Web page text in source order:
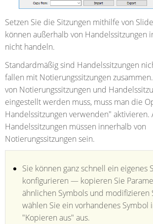
Setzen Sie die Sitzungen mithilfe von
können außerhalb von Handelssitzungen
nicht handeln.
Standardmäßig sind Handelssitzungen
fallen mit Notierungssitzungen
von Notierungssitzungen und
eingestellt werden muss, muss man die
Handelssitzungen verwenden" aktivieren.
Handelssitzungen müssen innerhalb von
Notierungssitzungen sein.
Sie können ganz schnell ein eigenes
konfigurieren — kopieren Sie
ähnlichen Symbols und modifizieren
wählen Sie ein vorhandenes Symbol
"Kopieren aus" aus.